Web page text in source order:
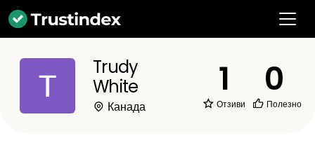
Trudy
White
Канада
1
Отзиви
0
Полезно